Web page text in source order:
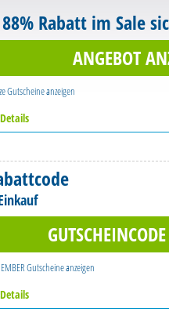
Rabatt im Sale
ANGEBOT
Gutscheineanzeigen
Gutscheineanzeigen